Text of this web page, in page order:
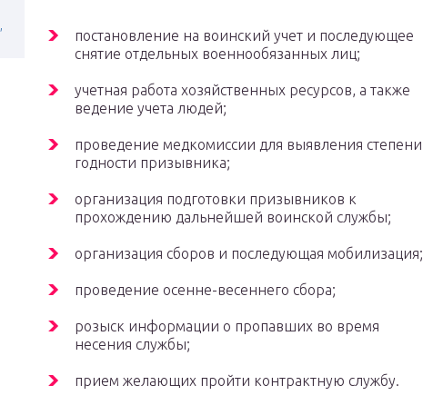
постановление на воинский учет и последующее
снятие отдельных военнообязанных лиц;
учетная работа хозяйственных ресурсов, а также
ведение учета людей;
проведение медкомиссии для выявления степени
годности призывника;
организация подготовки призывников к
прохождению дальнейшей воинской службы;
организация сборов и последующая мобилизация;
проведение осенне-весеннего сбора;
розыск информации о пропавших во время
несения службы;
прием желающих пройти контрактную службу.